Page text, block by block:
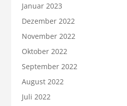
Januar 2023
Dezember 2022
November 2022
Oktober 2022
September 2022
August 2022
Juli 2022